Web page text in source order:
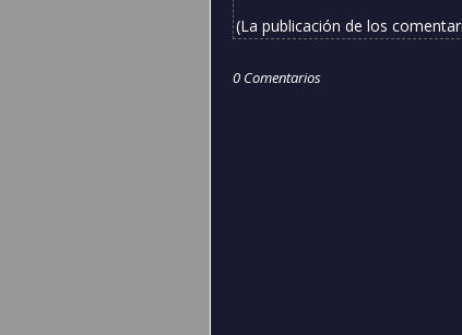
(La publicación de los
0 Comentarios